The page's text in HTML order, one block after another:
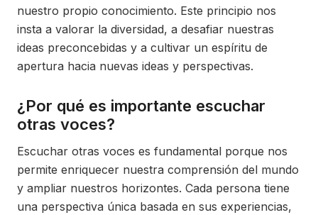
nuestro propio conocimiento. Este principio nos
insta a valorar la diversidad, a desafiar nuestras
ideas preconcebidas y a cultivar un espíritu de
apertura hacia nuevas ideas y perspectivas.
¿Por qué es importante escuchar
otras voces?
Escuchar otras voces es fundamental porque nos
permite enriquecer nuestra comprensión del mundo
y ampliar nuestros horizontes. Cada persona tiene
una perspectiva única basada en sus experiencias,